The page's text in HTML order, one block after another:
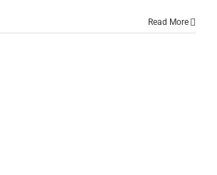
Read More